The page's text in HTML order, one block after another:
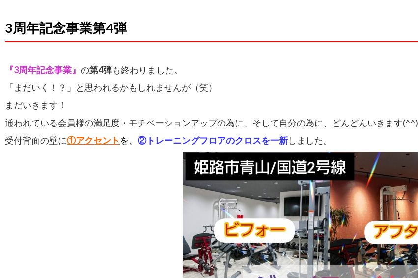
3周年記念事業第4弾
『3周年記念事業』 の第4弾も終わりました。
「まだいく！？」と思われるかもしれませんが（笑）
まだいきます！
通われている会員様の満足度・モチベーションアップの為に、そして自分の為に、どんどんいきます(^^)
受付背面の壁に①アクセント を、 ②トレーニングフロアのクロスを一新しました。